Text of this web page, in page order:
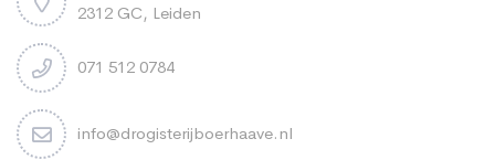
2312 GC, Leiden
071 512 0784
info@drogisterijboerhaave.nl